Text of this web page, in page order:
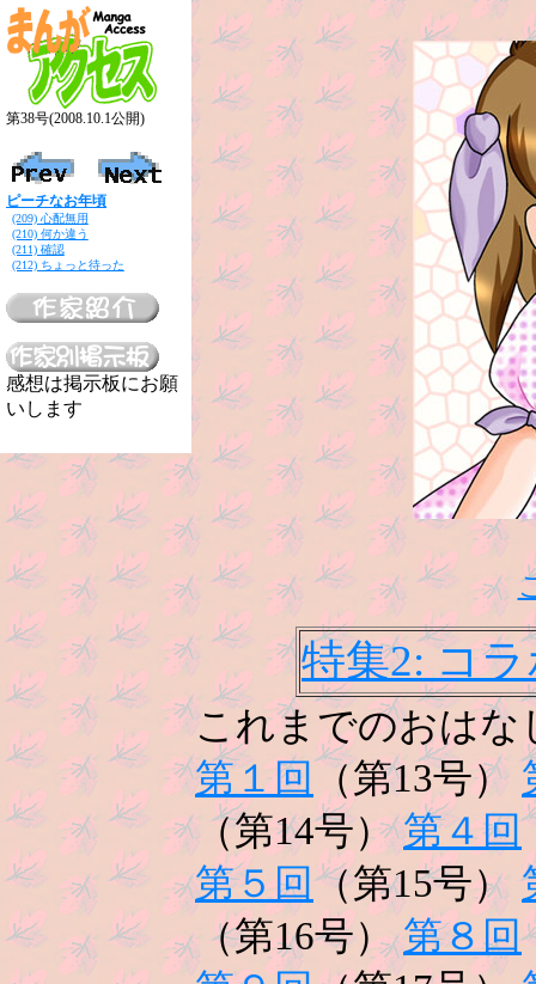
第38号(2008.10.1公開)
ピーチなお年頃
(209) 心配無用
(210) 何か違う
(211) 確認
(212) ちょっと待った
感想は掲示板にお願
いします
特集2: コ
これまでのおはな
第１回
（第13号）
（第14号）第４回
第５回（第15号）
（第16号）第８回